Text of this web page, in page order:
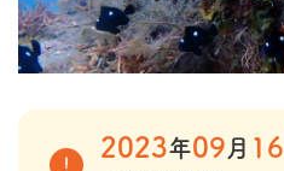
2023年09 月 16